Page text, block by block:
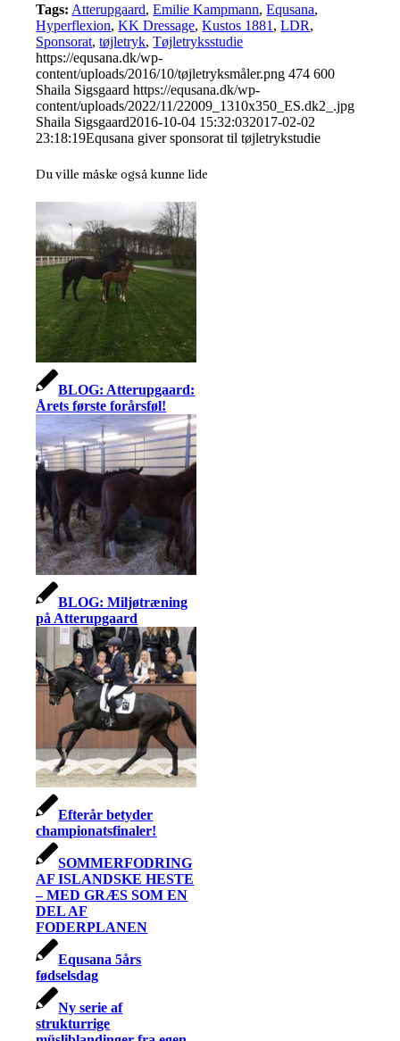
Tags: Atterupgaard,Emilie Kampmann,Equsana,
Hyperflexion,KK Dressage,Kustos 1881 ,LDR,
Sponsorat,tøjletryk,Tøjletryksstudie
https://equsana.dk/wp-
content/uploads/2016/10/tøjletryksmåler.png 474 600
Shaila Sigsgaard https://equsana.dk/wp-
content/uploads/2022/11/22009_1310x350_ES.dk2_.jpg
Shaila Sigsgaard2016-10-04 15:32:032017-02-02
23:18:19Equsana giver sponsorat til tøjletrykstudie
Du ville måske også kunne lide
BLOG: Atterupgaard:
Årets første forårsføl!
BLOG: Miljøtræning
på Atterupgaard
Efterår betyder
championatsfinaler!
SOMMERFODRING
AF ISLANDSKE HESTE
– MED GRÆS SOM EN
DEL AF
FODERPLANEN
Equsana 5års
fødselsdag
Ny serie af
strukturrige